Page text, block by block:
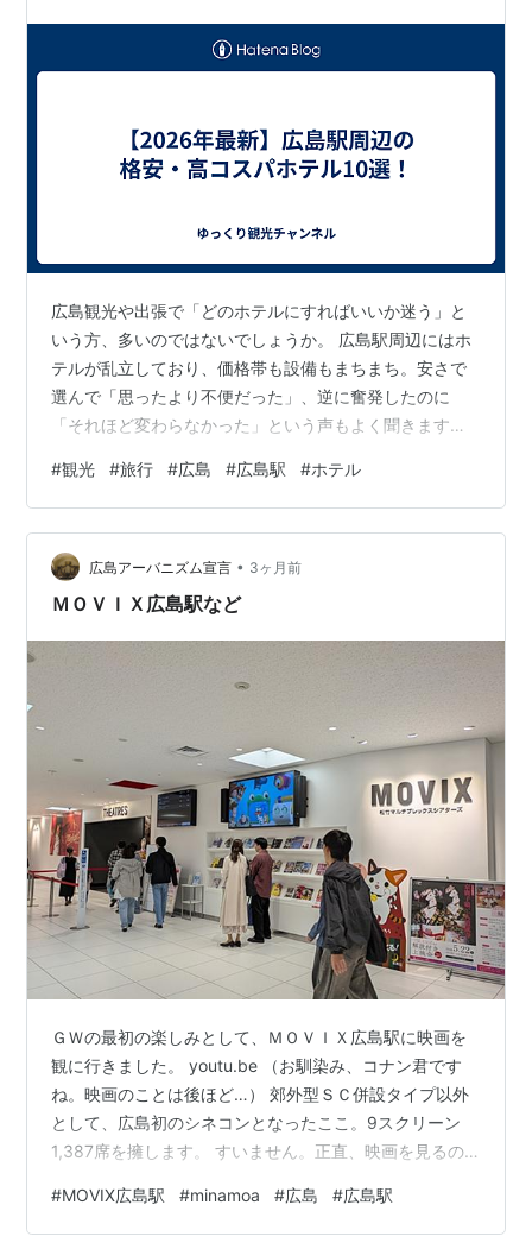
広島観光や出張で「どのホテルにすればいいか迷う」と
いう方、多いのではないでしょうか。 広島駅周辺にはホ
テルが乱立しており、価格帯も設備もまちまち。安さで
選んで「思ったより不便だった」、逆に奮発したのに
「それほど変わらなかった」という声もよく聞きます。
重視の9,000円〜13,000円台に分けて、広島駅周辺のホ
テルを全10軒ピックアップしました。 新幹線口・南口ど
ちらから来ても使いやすいホテルを、立地・設備・サー
ビスを軸に徹底比較しています。ぜひ旅のプランに合わ
せて参考にしてみてください。 【徹底比較】とにかく安
#観光 #旅行 #広島 #広島駅 #ホテル
広島アーバニズム宣言 • 3ヶ月前
ＭＯＶＩＸ広島駅など
ＧＷの最初の楽しみとして、ＭＯＶＩＸ広島駅に映画を
観に行きました。 youtu.be （お馴染み、コナン君です
ね。映画のことは後ほど…） 郊外型ＳＣ併設タイプ以外
として、広島初のシネコンとなったここ。9スクリーン
1,387席を擁します。 すいません。正直、映画を見るの
のシネコンが、他のシネコンと比較してどれだけ優れて
いるのか等、よく分かりません。 ただ、まあ、昔と比較
#MOVIX広島駅 #minamoa #広島 #広島駅